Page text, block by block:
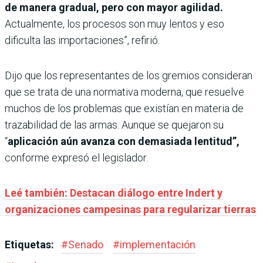
de manera gradual, pero con mayor agilidad.
Actualmente, los procesos son muy lentos y eso
dificulta las importaciones”, refirió.
Dijo que los representantes de los gremios consideran
que se trata de una normativa moderna, que resuelve
muchos de los problemas que existían en materia de
trazabilidad de las armas. Aunque se quejaron su
“aplicación aún avanza con demasiada lentitud”,
conforme expresó el legislador.
Leé también: Destacan diálogo entre Indert y
organizaciones campesinas para regularizar tierras
Etiquetas: #Senado #implementación